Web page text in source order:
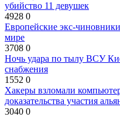
убийство 11 девушек
4928 0
Европейские экс-
мире
3708 0
Ночь удара по тылу ВСУ
снабжения
1552 0
Хакеры взломали
доказательства участия
3040 0